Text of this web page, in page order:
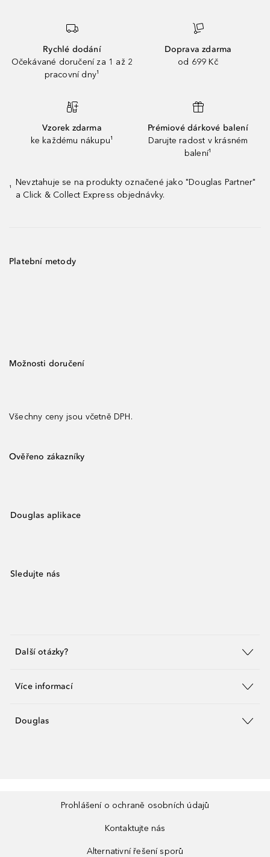
Rychlé dodání
Očekávané doručení za 1 až 2
pracovní dny¹
Doprava zdarma
od 699 Kč
Vzorek zdarma
ke každému nákupu¹
Prémiové dárkové balení
Darujte radost v krásném
balení¹
¹
Nevztahuje se na produkty označené jako "Douglas Partner"
a Click & Collect Express objednávky.
Platební metody
Možnosti doručení
Všechny ceny jsou včetně DPH.
Ověřeno zákazníky
Douglas aplikace
Sledujte nás
Další otázky?
Více informací
Douglas
Prohlášení o ochraně osobních údajů
Kontaktujte nás
Alternativní řešení sporů